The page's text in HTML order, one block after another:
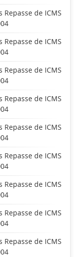
de ICMS
de ICMS
de ICMS
de ICMS
de ICMS
de ICMS
de ICMS
de ICMS
de ICMS